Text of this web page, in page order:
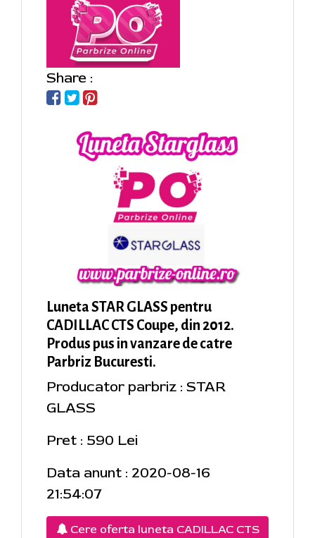
Share :
Luneta STAR GLASS pentru
CADILLAC CTS Coupe, din 2012.
Produs pus in vanzare de catre
Parbriz Bucuresti.
Producator parbriz : STAR
GLASS
Pret : 590 Lei
Data anunt : 2020-08-16
21:54:07
Cere oferta luneta CADILLAC CTS